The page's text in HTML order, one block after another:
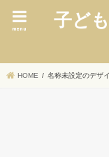
子ど
menu
HOME 名称未設定のデザ